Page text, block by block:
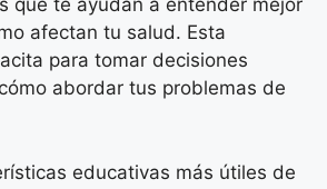
que te ayudan a entender mejor
afectan tu salud. Esta
para tomar decisiones
abordar tus problemas de
educativas más útiles de